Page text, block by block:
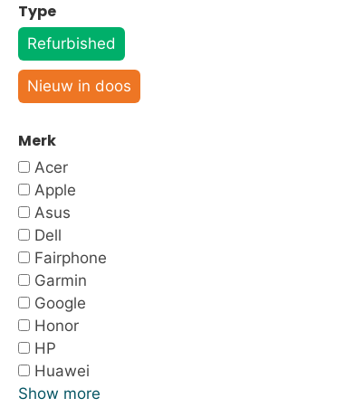
Type
Refurbished
Nieuw in doos
Merk
Acer
Apple
Asus
Dell
Fairphone
Garmin
Google
Honor
HP
Huawei
Show more